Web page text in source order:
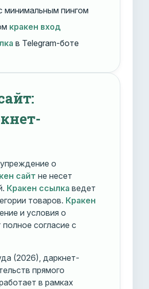
минимальным пингом
кракен вход
в Telegram-боте
о
сайт не несет
Кракен ссылка ведет
товаров. Кракен
и условия о
полное согласие с
(2026), даркнет-
прямого
в рамках